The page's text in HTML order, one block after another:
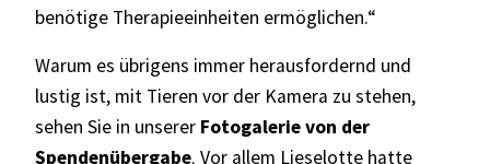
benötige Therapieeinheiten ermöglichen.“
Warum es übrigens immer herausfordernd und
lustig ist, mit Tieren vor der Kamera zu stehen,
sehen Sie in unserer Fotogalerie von der
Spendenübergabe. Vor allem Lieselotte hatte